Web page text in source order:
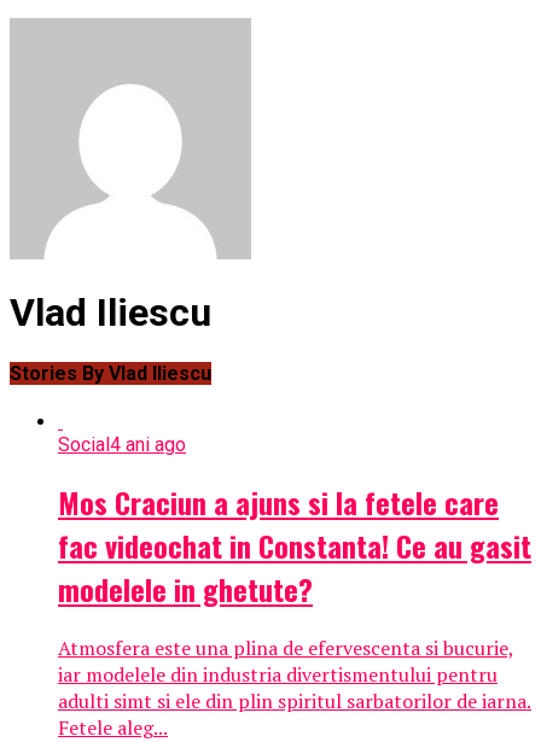
Vlad Iliescu
Stories By Vlad Iliescu
Social4 ani ago
Mos Craciun a ajuns si la fetele care
fac videochat in Constanta! Ce au gasit
modelele in ghetute?
Atmosfera este una plina de efervescenta si bucurie,
iar modelele din industria divertismentului pentru
adulti simt si ele din plin spiritul sarbatorilor de iarna.
Fetele aleg...